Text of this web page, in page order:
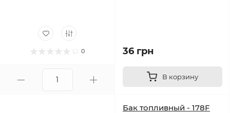
0 36 грн
В корзину
Бак топливный - 178F